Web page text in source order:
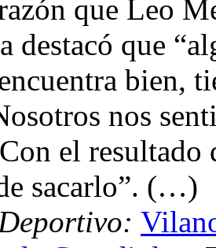
que Leo
destacó que
bien,
nos
el resultado
sacarlo”. (…)